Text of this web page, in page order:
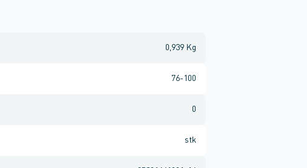
0,939 Kg
76-100
0
stk